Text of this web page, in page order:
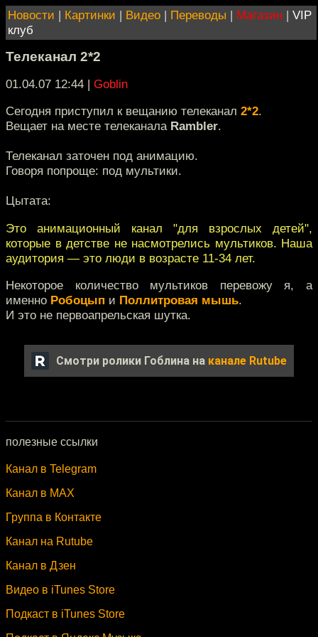
Новости | Картинки | Видео | Переводы | Магазин | VIP
клуб
Телеканал 2*2
01.04.07 12:44 | Goblin
Сегодня приступил к вещанию телеканал 2*2.
Вещает на месте телеканала Rambler.
Телеканал заточен под анимацию.
Говоря попроще: под мультики.
Цытата:
Это анимационный канал "для взрослых детей",
которые в детстве не насмотрелись мультиков. Наша
аудитория — это люди в возрасте 11-34 лет.
Некоторое количество мультиков перевожу я, а
именно Робоцып и Поллитровая мышь.
И это не первоапрельская шутка.
Смотри ролики Гоблина на канале Rutube
полезные ссылки
Канал в Telegram
Канал в MAX
Группа в Контакте
Канал на Rutube
Канал в Дзен
Видео в iTunes Store
Подкаст в iTunes Store